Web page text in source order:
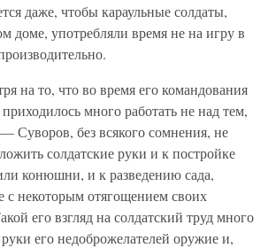
даже, чтобы караульные солдаты,
доме, употребляли время не на игру в
на то, что во время его командования
много работать не над тем,
Суворов, без всякого сомнения, не
солдатские руки и к постройке
конюшни, и к разведению сада,
с некоторым отягощением своих
его взгляд на солдатский труд много
руки его недоброжелателей оружие и,